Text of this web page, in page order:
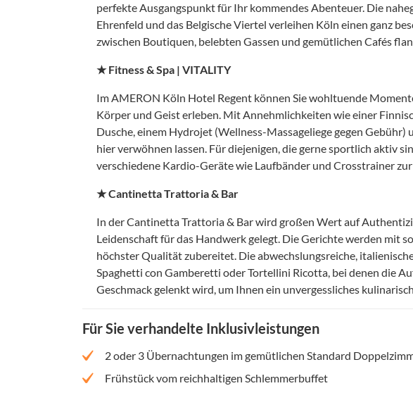
perfekte Ausgangspunkt für Ihr kommendes Abenteuer. Die
Ehrenfeld und das Belgische Viertel verleihen Köln einen ganz
zwischen Boutiquen, belebten Gassen und gemütlichen Cafés
★ Fitness & Spa | VITALITY
Im AMERON Köln Hotel Regent können Sie wohltuende
Körper und Geist erleben. Mit Annehmlichkeiten wie einer
Dusche, einem Hydrojet (Wellness-Massageliege gegen Gebühr)
hier verwöhnen lassen. Für diejenigen, die gerne sportlich aktiv
verschiedene Kardio-Geräte wie Laufbänder und Crosstrainer
★ Cantinetta Trattoria & Bar
In der Cantinetta Trattoria & Bar wird großen Wert auf
Leidenschaft für das Handwerk gelegt. Die Gerichte werden mit
höchster Qualität zubereitet. Die abwechslungsreiche,
Spaghetti con Gamberetti oder Tortellini Ricotta, bei denen die
Geschmack gelenkt wird, um Ihnen ein unvergessliches
Für Sie verhandelte Inklusivleistungen
2 oder 3 Übernachtungen im gemütlichen Standard
Frühstück vom reichhaltigen Schlemmerbuffet